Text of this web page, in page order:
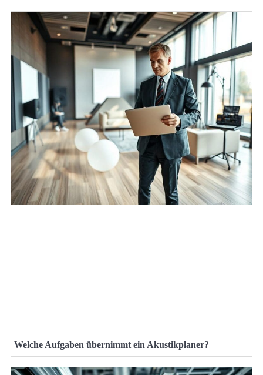
Welche Aufgaben übernimmt ein Akustikplaner?